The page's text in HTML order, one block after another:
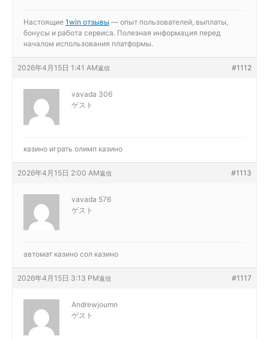
Настоящие 1win отзывы — опыт пользователей, выплаты,
бонусы и работа сервиса. Полезная информация перед
началом использования платформы.
2026年4月15日 1:41 AM #1112
返信
vavada 306
ゲスト
казино играть олимп казино
2026年4月15日 2:00 AM #1113
返信
vavada 576
ゲスト
автомат казино сол казино
2026年4月15日 3:13 PM #1117
返信
Andrewjoumn
ゲスト